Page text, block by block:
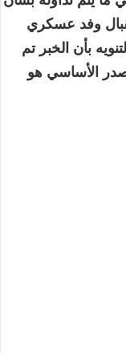
وفد عسكري
العالم 24 ونود التنويه بأن الخبر تم
الأساسي هو